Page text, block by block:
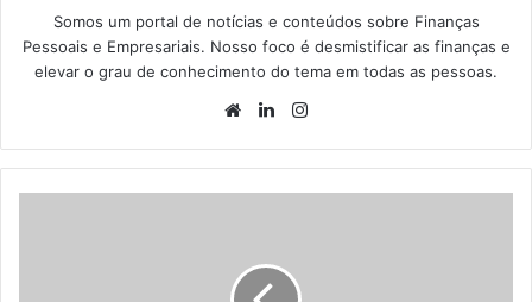
Somos um portal de notícias e conteúdos sobre Finanças
Pessoais e Empresariais. Nosso foco é desmistificar as finanças e
elevar o grau de conhecimento do tema em todas as pessoas.
WebsiteLinkedin